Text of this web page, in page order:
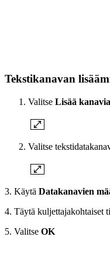
Tekstikanavan
Valitse Lisää kanavia
Valitse
3. Käytä Datakanavien
4. Täytä kuljettajakohtaiset
5. Valitse OK